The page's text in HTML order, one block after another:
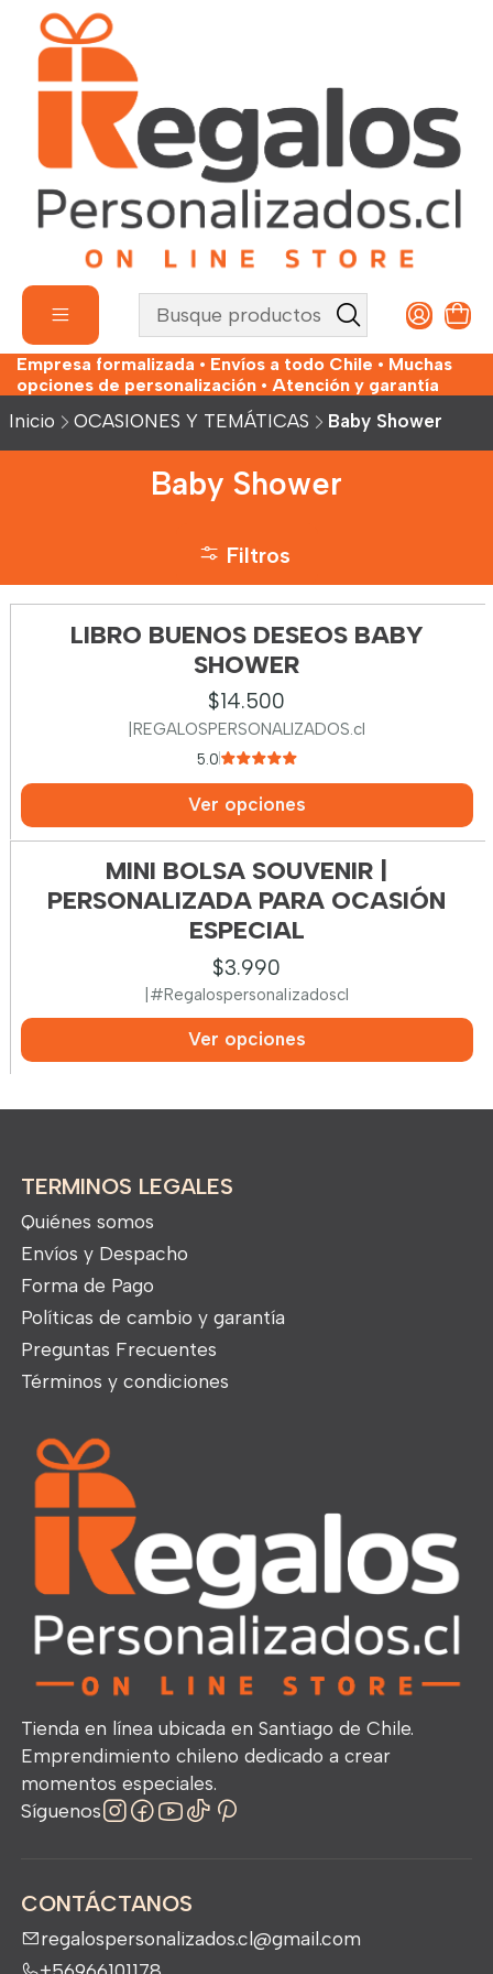
Empresa formalizada • Envíos a todo Chile • Muchas
opciones de personalización • Atención y garantía
Inicio OCASIONES Y TEMÁTICAS Baby Shower
Baby Shower
Filtros
LIBRO BUENOS DESEOS BABY
SHOWER
$14.500
REGALOSPERSONALIZADOS.cl
5.0
Ver opciones
MINI BOLSA SOUVENIR |
PERSONALIZADA PARA OCASIÓN
ESPECIAL
$3.990
#Regalospersonalizadoscl
Ver opciones
TERMINOS LEGALES
Quiénes somos
Envíos y Despacho
Forma de Pago
Políticas de cambio y garantía
Preguntas Frecuentes
Términos y condiciones
Tienda en línea ubicada en Santiago de Chile.
Emprendimiento chileno dedicado a crear
momentos especiales.
Síguenos
CONTÁCTANOS
regalospersonalizados.cl@gmail.com